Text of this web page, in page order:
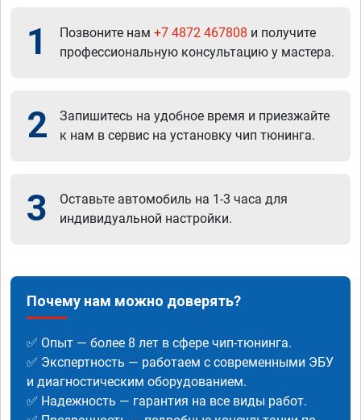
1 Позвоните нам +7 4872 467808 и получите
профессиональную консультацию у мастера.
2
Запишитесь на удобное время и приезжайте
к нам в сервис на установку чип тюнинга.
3
Оставьте автомобиль на 1-3 часа для
индивидуальной настройки.
Почему нам можно доверять?
✅ Опыт — более 8 лет в сфере чип-тюнинга.
✅ Экспертность — работаем с современными ЭБУ
и диагностическим оборудованием.
✅ Надежность — гарантия на все виды работ.